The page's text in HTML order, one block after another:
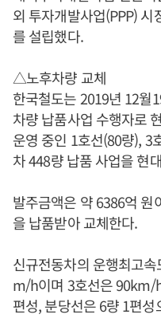
외 투자개발사업(PPP)
를 설립했다.
△노후차량 교체
한국철도는 2019년 12월
차량 납품사업 수행자로
운영 중인 1호선(80량), 3
차 448량 납품 사업을 현
발주금액은 약 6386억 원
을 납품받아 교체한다.
신규전동차의 운행최고
m/h이며 3호선은 90km/
편성, 분당선은 6량 1편성